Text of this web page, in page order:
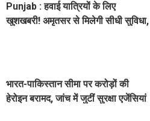
Punjab : हवाई यात्रियों के लिए
खुशखबरी! अमृतसर से मिलेगी सीधी सुविधा,
भारत-पाकिस्तान सीमा पर करोड़ों की
हेरोइन बरामद, जांच में जुटीं सुरक्षा एजेंसियां